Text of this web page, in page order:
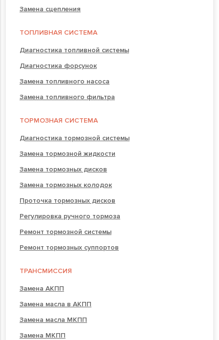
Замена сцепления
ТОПЛИВНАЯ СИСТЕМА
Диагностика топливной системы
Диагностика форсунок
Замена топливного насоса
Замена топливного фильтра
ТОРМОЗНАЯ СИСТЕМА
Диагностика тормозной системы
Замена тормозной жидкости
Замена тормозных дисков
Замена тормозных колодок
Проточка тормозных дисков
Регулировка ручного тормоза
Ремонт тормозной системы
Ремонт тормозных суппортов
ТРАНСМИССИЯ
Замена АКПП
Замена масла в АКПП
Замена масла МКПП
Замена МКПП